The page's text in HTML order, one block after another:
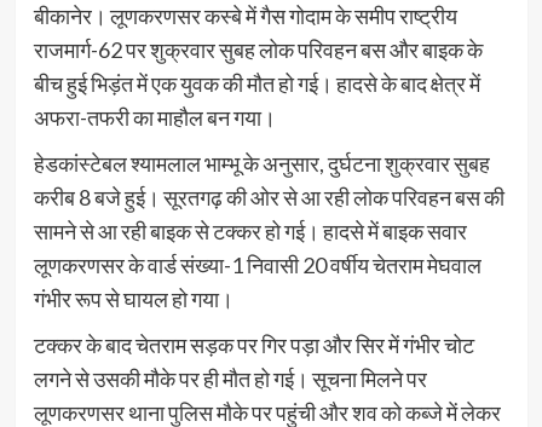
बीकानेर। लूणकरणसर कस्बे में गैस गोदाम के समीप राष्ट्रीय
राजमार्ग-62 पर शुक्रवार सुबह लोक परिवहन बस और बाइक के
बीच हुई भिड़ंत में एक युवक की मौत हो गई। हादसे के बाद क्षेत्र में
अफरा-तफरी का माहौल बन गया।
हेडकांस्टेबल श्यामलाल भाम्भू के अनुसार, दुर्घटना शुक्रवार सुबह
करीब 8 बजे हुई। सूरतगढ़ की ओर से आ रही लोक परिवहन बस की
सामने से आ रही बाइक से टक्कर हो गई। हादसे में बाइक सवार
लूणकरणसर के वार्ड संख्या-1 निवासी 20 वर्षीय चेतराम मेघवाल
गंभीर रूप से घायल हो गया।
टक्कर के बाद चेतराम सड़क पर गिर पड़ा और सिर में गंभीर चोट
लगने से उसकी मौके पर ही मौत हो गई। सूचना मिलने पर
लूणकरणसर थाना पुलिस मौके पर पहुंची और शव को कब्जे में लेकर